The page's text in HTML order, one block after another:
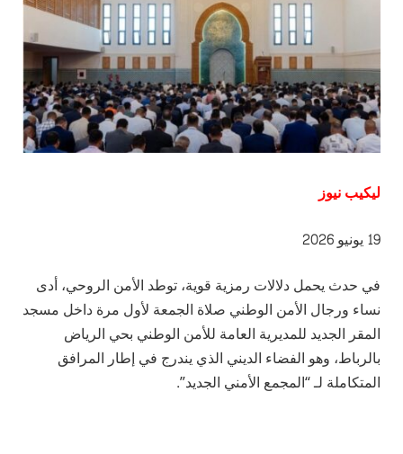
ليكيب نيوز
19 يونيو 2026
في حدث يحمل دلالات رمزية قوية، توطد الأمن الروحي، أدى
نساء ورجال الأمن الوطني صلاة الجمعة لأول مرة داخل مسجد
المقر الجديد للمديرية العامة للأمن الوطني بحي الرياض
بالرباط، وهو الفضاء الديني الذي يندرج في إطار المرافق
المتكاملة لـ “المجمع الأمني الجديد”.